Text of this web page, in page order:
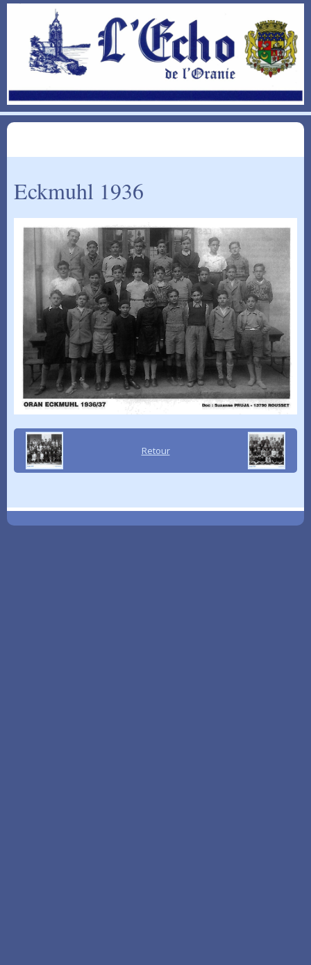
Eckmuhl 1936
Retour